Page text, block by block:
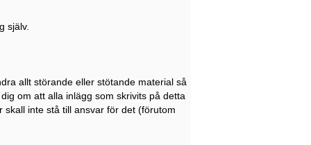
själv.
allt störande eller stötande material så
om att alla inlägg som skrivits på detta
inte stå till ansvar för det (förutom